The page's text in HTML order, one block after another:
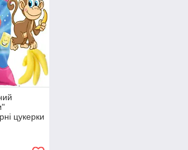
цукерки